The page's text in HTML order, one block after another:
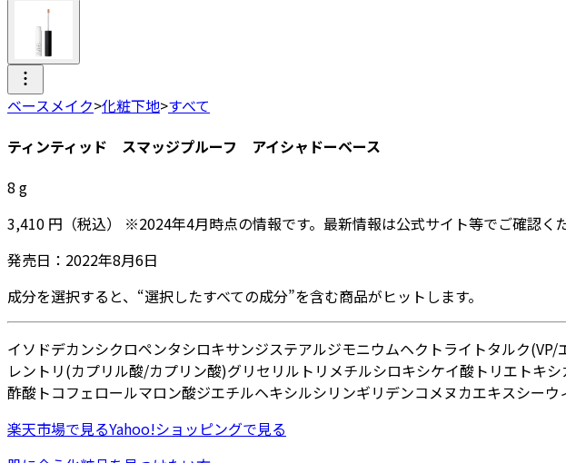
ベースメイク>化粧下地>すべて
ティンティッド スマッジプルーフ アイシャドーベース
8 g
3,410 円 （税込） ※2024年4月時点の情報です。最新情報は公式サイト等でご確認く
発売日： 2022年8月6日
成分を選択すると、“選択したすべての成分”を含む商品がヒットします。
イソドデカンシクロペンタシロキサンジステアルジモニウムヘクトライトタルク(VP/
レン トリ(カプリル酸/カプリン酸)グリセリル トリメチルシロキシケイ酸 トリエトキ
酢酸トコフェロールマロン酸ジエチルヘキシルシリンギリデンコメヌカエキスシーウ
楽天市場で見るYahoo!ショッピングで見る